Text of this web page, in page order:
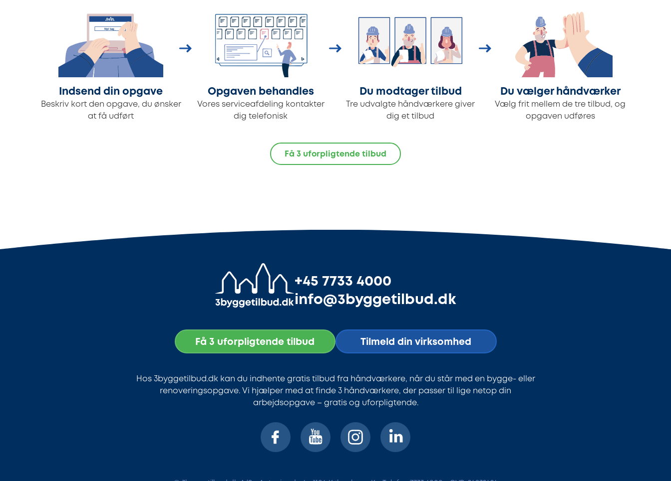
Indsend din opgave
Beskriv kort den opgave, du ønsker
at få udført
Opgaven behandles
Vores serviceafdeling kontakter
dig telefonisk
Du modtager tilbud
Tre udvalgte håndværkere giver
dig et tilbud
Du vælger håndværker
Vælg frit mellem de tre tilbud, og
opgaven udføres
Få 3 uforpligtende tilbud
+45 7733 4000
info@3byggetilbud.dk
Få 3 uforpligtende tilbud Tilmeld din virksomhed
Hos 3byggetilbud.dk kan du indhente gratis tilbud fra håndværkere, når du står med en bygge- eller
renoveringsopgave. Vi hjælper med at finde 3 håndværkere, der passer til lige netop din
arbejdsopgave – gratis og uforpligtende.